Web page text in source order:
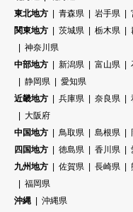
東北地方
青森県 岩手県
関東地方
茨城県 栃木県
神奈川県
中部地方
新潟県 富山県
静岡県
愛知県
近畿地方
兵庫県 奈良県
大阪府
中国地方
鳥取県 島根県
四国地方
徳島県 香川県
九州地方
佐賀県 長崎県
福岡県
沖縄
沖縄県